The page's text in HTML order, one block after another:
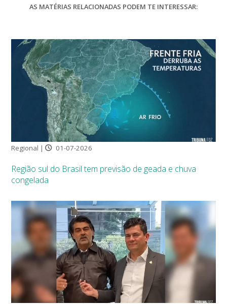
AS MATÉRIAS RELACIONADAS PODEM TE INTERESSAR:
Regional | 01-07-2026
Região sul do Brasil tem previsão de geada e chuva
congelada